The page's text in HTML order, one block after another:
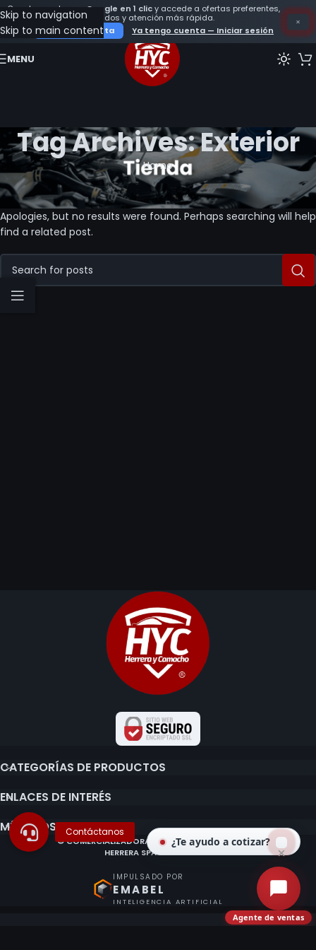
Crea tu cuenta con Google en 1 clicy accede a ofertas preferentes,
seguimiento de tus pedidos y atención más rápida.
Crear mi cuenta
Ya tengo cuenta — Iniciar sesión
×
Skip to navigation
Skip to main content
MENU
Tag Archives: Exterior
Home
Nothing Found
Apologies, but no results were found. Perhaps searching will help
find a related post.
CATEGORÍAS DE PRODUCTOS
ENLACES DE INTERÉS
MÉTODOS DE PAGO
© COMERCIALIZADORA E IMPORTADORA CLAUDIO
HERRERA SPA 2020 - 2026.
IMPULSADO POR
EMABEL
INTELIGENCIA ARTIFICIAL
¿Te ayudo a cotizar?
Agente de ventas